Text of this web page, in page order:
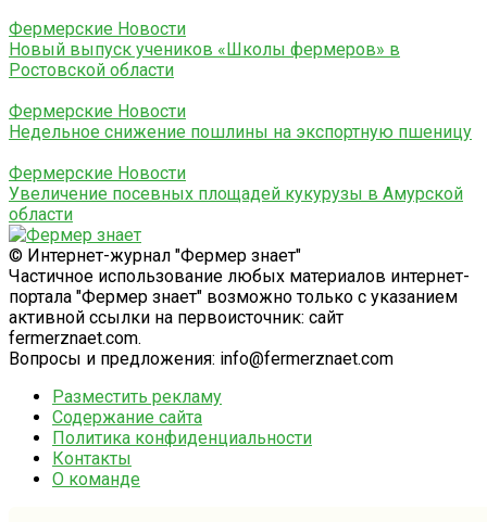
Фермерские Новости
Новый выпуск учеников «Школы фермеров» в
Ростовской области
Фермерские Новости
Недельное снижение пошлины на экспортную пшеницу
Фермерские Новости
Увеличение посевных площадей кукурузы в Амурской
области
© Интернет-журнал "Фермер знает"
Частичное использование любых материалов интернет-
портала "Фермер знает" возможно только с указанием
активной ссылки на первоисточник: сайт
fermerznaet.com.
Вопросы и предложения: info@fermerznaet.com
Разместить рекламу
Содержание сайта
Политика конфиденциальности
Контакты
О команде